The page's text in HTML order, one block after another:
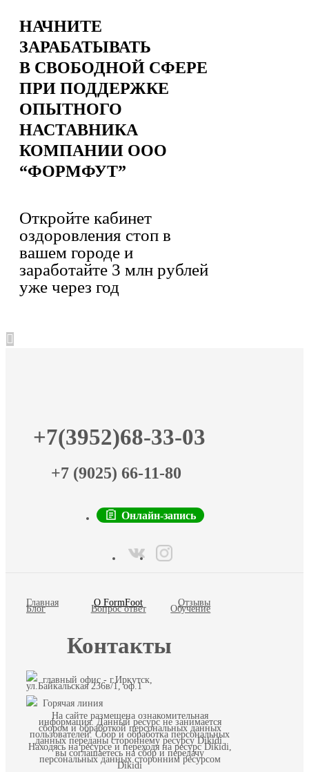
НАЧНИТЕ
ЗАРАБАТЫВАТЬ
В СВОБОДНОЙ СФЕРЕ
ПРИ ПОДДЕРЖКЕ
ОПЫТНОГО
НАСТАВНИКА
КОМПАНИИ ООО
“ФОРМФУТ”
Откройте кабинет
оздоровления стоп в
вашем городе и
заработайте 3 млн рублей
уже через год
+7(3952)68-33-03
+7 (9025) 66-11-80
Онлайн-запись
Главная О FormFoot Отзывы
Блог Вопрос ответ Обучение
Контакты
главный офис - г.Иркутск,
ул.Байкальская 236в/1, оф.1
Горячая линия
На сайте размещена ознакомительная
информация. Данный ресурс не занимается
сбором и обработкой персональных данных
пользователей. Сбор и обработка персональных
данных переданы стороннему ресурсу Dikidi.
Находясь на ресурсе и переходя на ресурс Dikidi,
вы соглашаетесь на сбор и передачу
персональных данных сторонним ресурсом
Dikidi